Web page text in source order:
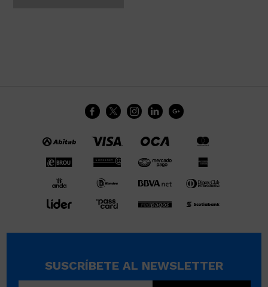
    
SUSCRÍBETE AL NEWSLETTER